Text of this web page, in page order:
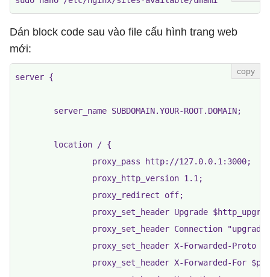
Dán block code sau vào file cấu hình trang web
mới:
server {
        server_name SUBDOMAIN.YOUR-ROOT.DOMAIN;
        location / {
                proxy_pass http://127.0.0.1:3000;
                proxy_http_version 1.1;
                proxy_redirect off;
proxy_set_header Upgrade
proxy_set_header Connection
proxy_set_header X-Forwarded-Proto
proxy_set_header X-Forwarded-For